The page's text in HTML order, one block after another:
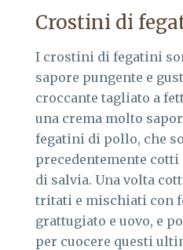
Crostini di
I crostini di fegatini
sapore pungente e
croccante tagliato a
una crema molto
fegatini di pollo, che
precedentemente
di salvia. Una volta
tritati e mischiati con
grattugiato e uovo, e
per cuocere questi